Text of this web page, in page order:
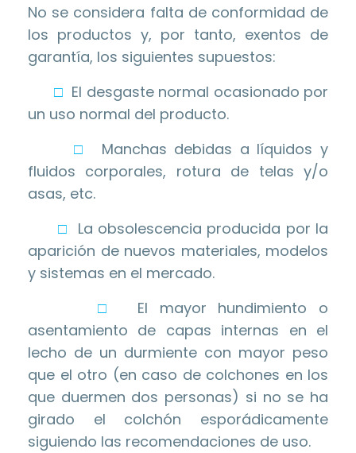
No se considera falta de conformidad de
los productos y, por tanto, exentos de
garantía, los siguientes supuestos:
□ El desgaste normal ocasionado por
un uso normal del producto.
□
Manchas debidas a líquidos y
fluidos corporales, rotura de telas y/o
asas, etc.
□ La obsolescencia producida por la
aparición de nuevos materiales, modelos
y sistemas en el mercado.
□
El mayor hundimiento o
asentamiento de capas internas en el
lecho de un durmiente con mayor peso
que el otro (en caso de colchones en los
que duermen dos personas) si no se ha
girado el colchón esporádicamente
siguiendo las recomendaciones de uso.